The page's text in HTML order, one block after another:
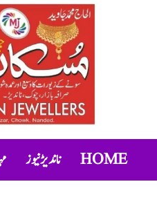
HOME ناندیڑ نیوز